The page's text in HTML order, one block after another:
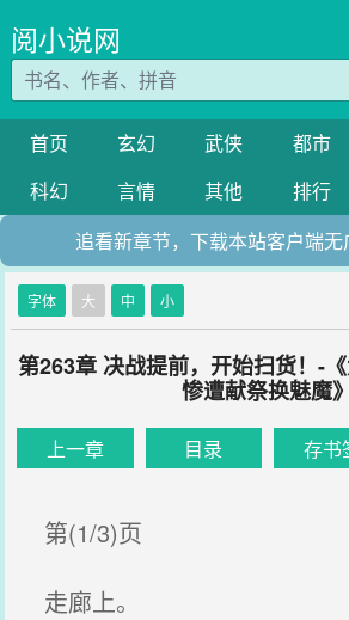
阅小说网
首页 玄幻 武侠 都市
科幻
言情 其他 排行
追看新章节，下载本站客户端
字体 大 中 小
第263章 决战提前，开始扫货！-
惨遭献祭换魅魔》
上一章 目录 存书
第(1/3)页
走廊上。